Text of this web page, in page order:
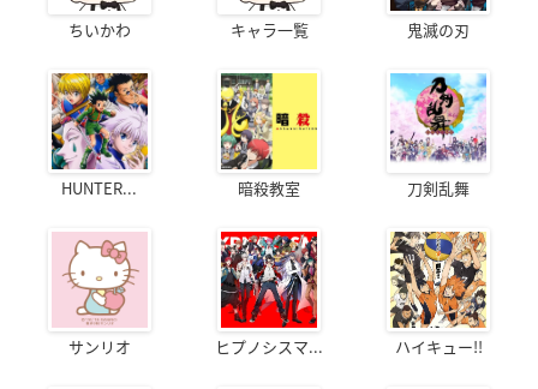
ちいかわ キャラ一覧 鬼滅の刃
HUNTER... 暗殺教室 刀剣乱舞
サンリオ ヒプノシスマ... ハイキュー!!